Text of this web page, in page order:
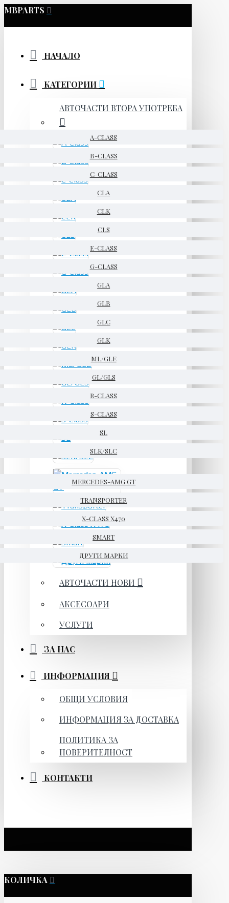
MBPARTS
НАЧАЛО
КАТЕГОРИИ
АВТОЧАСТИ ВТОРА УПОТРЕБА
A-CLASS
B-CLASS
C-CLASS
CLA
CLK
CLS
E-CLASS
G-CLASS
GLA
GLB
GLC
GLK
ML/GLE
GL/GLS
R-CLASS
S-CLASS
SL
SLK/SLC
MERCEDES-AMG GT
TRANSPORTER
X-CLASS X470
SMART
ДРУГИ МАРКИ
АВТОЧАСТИ НОВИ
АКСЕСОАРИ
УСЛУГИ
ЗА НАС
ИНФОРМАЦИЯ
ОБЩИ УСЛОВИЯ
ИНФОРМАЦИЯ ЗА ДОСТАВКА
ПОЛИТИКА ЗА
ПОВЕРИТЕЛНОСТ
КОНТАКТИ
КОЛИЧКА